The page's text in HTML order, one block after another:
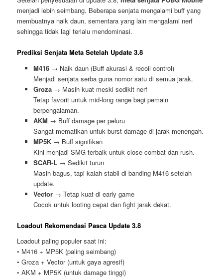
menjadi lebih seimbang. Beberapa senjata mengalami buff yang
membuatnya naik daun, sementara yang lain mengalami nerf
sehingga tidak lagi terlalu mendominasi.
Prediksi Senjata Meta Setelah Update 3.8
M416→ Naik daun (Buff akurasi & recoil control)
Menjadi senjata serba guna nomor satu di semua jarak.
Groza→ Masih kuat meski sedikit nerf
Tetap favorit untuk mid-long range bagi pemain
berpengalaman.
AKM → Buff damage per peluru
Sangat mematikan untuk burst damage di jarak menengah.
MP5K→ Buff signifikan
Kini menjadi SMG terbaik untuk close combat dan rush.
SCAR-L→ Sedikit turun
Masih bagus, tapi kalah stabil di banding M416 setelah
update.
Vector→ Tetap kuat di early game
Cocok untuk looting cepat dan fight jarak dekat.
Loadout Rekomendasi Pasca Update 3.8
Loadout paling populer saat ini:
• M416 + MP5K (paling seimbang)
• Groza + Vector (untuk gaya agresif)
• AKM + MP5K (untuk damage tinggi)